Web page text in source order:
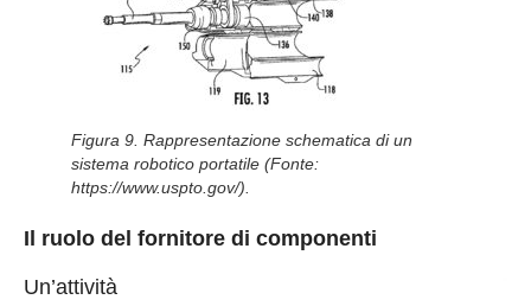
Figura 9. Rappresentazione schematica di un
sistema robotico portatile (Fonte:
https://www.uspto.gov/).
Il ruolo del fornitore di componenti
Un’attività